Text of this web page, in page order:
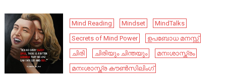
Mind Reading Mindset
MindTalks
Secrets of Mind Power
ഉപബോധ മനസ്സ്
ചിരി
ചിരിയും ചിന്തയും
മനഃശാസ്ത്രം
മനഃശാസ്ത്ര കൗൺസിലിംഗ്